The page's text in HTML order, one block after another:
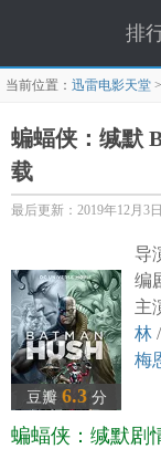
排
当前位置： 迅雷电影天堂 >
蝙蝠侠：缄默
载
最后更新：2019年12月3日
豆瓣 6.3分
导
编
主
林 /
梅
斯
蝙蝠侠：缄默剧情